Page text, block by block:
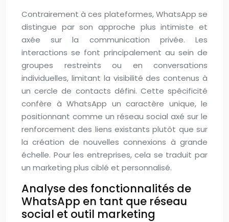
Contrairement à ces plateformes, WhatsApp se
distingue par son approche plus intimiste et
axée sur la communication privée. Les
interactions se font principalement au sein de
groupes restreints ou en conversations
individuelles, limitant la visibilité des contenus à
un cercle de contacts défini. Cette spécificité
confère à WhatsApp un caractère unique, le
positionnant comme un réseau social axé sur le
renforcement des liens existants plutôt que sur
la création de nouvelles connexions à grande
échelle. Pour les entreprises, cela se traduit par
un marketing plus ciblé et personnalisé.
Analyse des fonctionnalités de
WhatsApp en tant que réseau
social et outil marketing